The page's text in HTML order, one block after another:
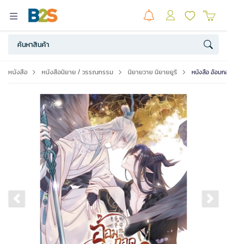
หนังสือ หนังสือนิยาย / วรรณกรรม นิยายวาย นิยายยูริ หนังสือ อ้อมก
Previous slide